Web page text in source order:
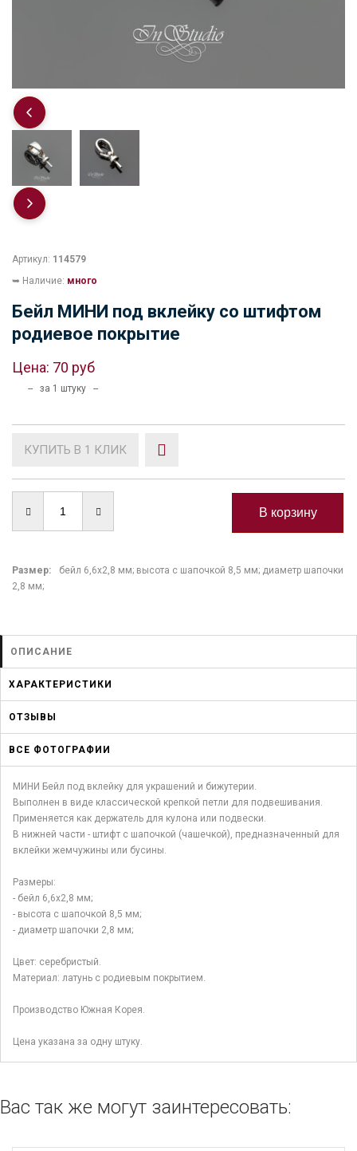
Артикул: 114579
➥ Наличие: много
Бейл МИНИ под вклейку со штифтом
родиевое покрытие
Цена: 70 руб
-- за 1 штуку --
КУПИТЬ В 1 КЛИК
Размер:
бейл 6,6х2,8 мм; высота с шапочкой 8,5 мм; диаметр шапочки
2,8 мм;
ОПИСАНИЕ
ХАРАКТЕРИСТИКИ
ОТЗЫВЫ
ВСЕ ФОТОГРАФИИ
МИНИ Бейл под вклейку для украшений и бижутерии.
Выполнен в виде классической крепкой петли для подвешивания.
Применяется как держатель для кулона или подвески.
В нижней части - штифт с шапочкой (чашечкой), предназначенный для
вклейки жемчужины или бусины.
Размеры:
- бейл 6,6х2,8 мм;
- высота с шапочкой 8,5 мм;
- диаметр шапочки 2,8 мм;
Цвет: серебристый.
Материал: латунь с родиевым покрытием.
Производство Южная Корея.
Цена указана за одну штуку.
Вас так же могут заинтересовать: